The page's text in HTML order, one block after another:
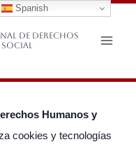
de Derechos
Humanos y
cookies y tecnologías
Spanish